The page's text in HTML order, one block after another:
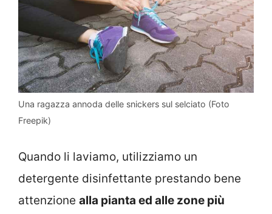
Una ragazza annoda delle snickers sul selciato (Foto
Freepik)
Quando li laviamo, utilizziamo un
detergente disinfettante prestando bene
attenzione alla pianta ed alle zone più